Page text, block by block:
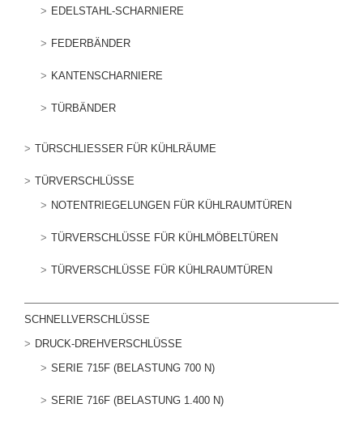
EDELSTAHL-SCHARNIERE
FEDERBÄNDER
KANTENSCHARNIERE
TÜRBÄNDER
TÜRSCHLIESSER FÜR KÜHLRÄUME
TÜRVERSCHLÜSSE
NOTENTRIEGELUNGEN FÜR KÜHLRAUMTÜREN
TÜRVERSCHLÜSSE FÜR KÜHLMÖBELTÜREN
TÜRVERSCHLÜSSE FÜR KÜHLRAUMTÜREN
SCHNELLVERSCHLÜSSE
DRUCK-DREHVERSCHLÜSSE
SERIE 715F (BELASTUNG 700 N)
SERIE 716F (BELASTUNG 1.400 N)